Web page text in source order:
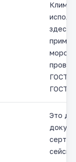
здесь
ГОСТ
ГОСТ
Это